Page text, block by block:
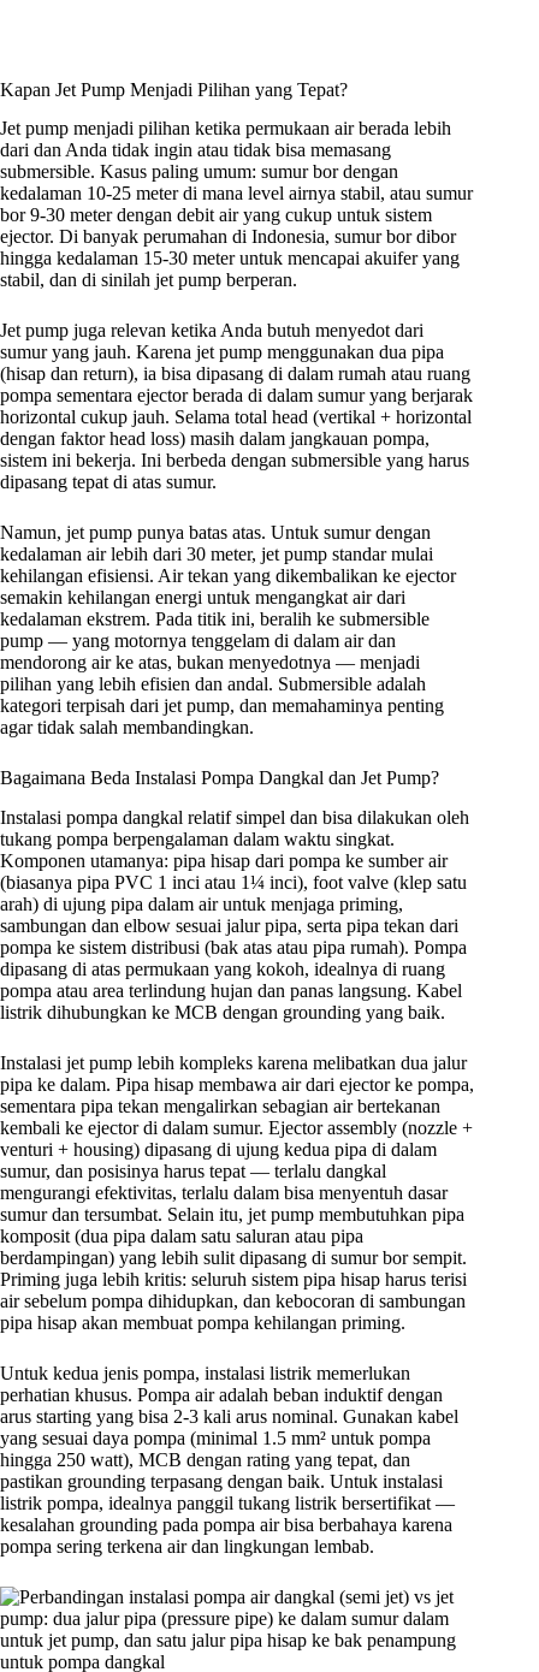
Kapan Jet Pump Menjadi Pilihan yang Tepat?
Jet pump menjadi pilihan ketika permukaan air berada lebih
dari dan Anda tidak ingin atau tidak bisa memasang
submersible. Kasus paling umum: sumur bor dengan
kedalaman 10-25 meter di mana level airnya stabil, atau sumur
bor 9-30 meter dengan debit air yang cukup untuk sistem
ejector. Di banyak perumahan di Indonesia, sumur bor dibor
hingga kedalaman 15-30 meter untuk mencapai akuifer yang
stabil, dan di sinilah jet pump berperan.
Jet pump juga relevan ketika Anda butuh menyedot dari
sumur yang jauh. Karena jet pump menggunakan dua pipa
(hisap dan return), ia bisa dipasang di dalam rumah atau ruang
pompa sementara ejector berada di dalam sumur yang berjarak
horizontal cukup jauh. Selama total head (vertikal + horizontal
dengan faktor head loss) masih dalam jangkauan pompa,
sistem ini bekerja. Ini berbeda dengan submersible yang harus
dipasang tepat di atas sumur.
Namun, jet pump punya batas atas. Untuk sumur dengan
kedalaman air lebih dari 30 meter, jet pump standar mulai
kehilangan efisiensi. Air tekan yang dikembalikan ke ejector
semakin kehilangan energi untuk mengangkat air dari
kedalaman ekstrem. Pada titik ini, beralih ke submersible
pump — yang motornya tenggelam di dalam air dan
mendorong air ke atas, bukan menyedotnya — menjadi
pilihan yang lebih efisien dan andal. Submersible adalah
kategori terpisah dari jet pump, dan memahaminya penting
agar tidak salah membandingkan.
Bagaimana Beda Instalasi Pompa Dangkal dan Jet Pump?
Instalasi pompa dangkal relatif simpel dan bisa dilakukan oleh
tukang pompa berpengalaman dalam waktu singkat.
Komponen utamanya: pipa hisap dari pompa ke sumber air
(biasanya pipa PVC 1 inci atau 1¼ inci), foot valve (klep satu
arah) di ujung pipa dalam air untuk menjaga priming,
sambungan dan elbow sesuai jalur pipa, serta pipa tekan dari
pompa ke sistem distribusi (bak atas atau pipa rumah). Pompa
dipasang di atas permukaan yang kokoh, idealnya di ruang
pompa atau area terlindung hujan dan panas langsung. Kabel
listrik dihubungkan ke MCB dengan grounding yang baik.
Instalasi jet pump lebih kompleks karena melibatkan dua jalur
pipa ke dalam. Pipa hisap membawa air dari ejector ke pompa,
sementara pipa tekan mengalirkan sebagian air bertekanan
kembali ke ejector di dalam sumur. Ejector assembly (nozzle +
venturi + housing) dipasang di ujung kedua pipa di dalam
sumur, dan posisinya harus tepat — terlalu dangkal
mengurangi efektivitas, terlalu dalam bisa menyentuh dasar
sumur dan tersumbat. Selain itu, jet pump membutuhkan pipa
komposit (dua pipa dalam satu saluran atau pipa
berdampingan) yang lebih sulit dipasang di sumur bor sempit.
Priming juga lebih kritis: seluruh sistem pipa hisap harus terisi
air sebelum pompa dihidupkan, dan kebocoran di sambungan
pipa hisap akan membuat pompa kehilangan priming.
Untuk kedua jenis pompa, instalasi listrik memerlukan
perhatian khusus. Pompa air adalah beban induktif dengan
arus starting yang bisa 2-3 kali arus nominal. Gunakan kabel
yang sesuai daya pompa (minimal 1.5 mm² untuk pompa
hingga 250 watt), MCB dengan rating yang tepat, dan
pastikan grounding terpasang dengan baik. Untuk instalasi
listrik pompa, idealnya panggil tukang listrik bersertifikat —
kesalahan grounding pada pompa air bisa berbahaya karena
pompa sering terkena air dan lingkungan lembab.